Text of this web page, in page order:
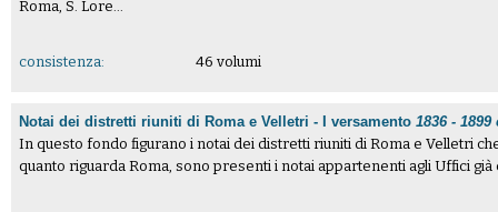
Roma, S. Lore...
consistenza: 46 volumi
Notai dei distretti riuniti di Roma e Velletri - I versamento1836 -
In questo fondo figurano i notai dei distretti riuniti di Roma e Velletri
quanto riguarda Roma, sono presenti i notai appartenenti agli Uffici